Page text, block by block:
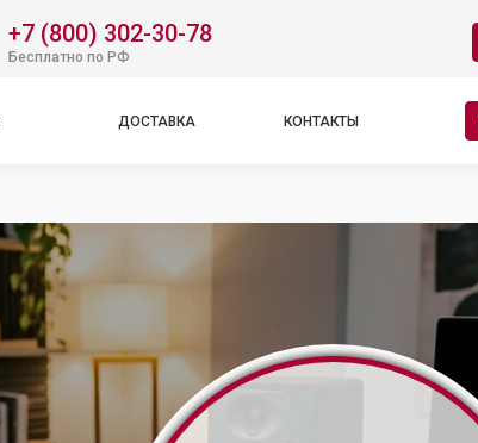
+7 (800) 302-30-78
Бесплатно по РФ
ДОСТАВКА КОНТАКТЫ